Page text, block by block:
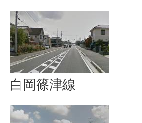
白岡篠津線